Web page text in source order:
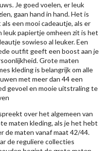
Je goed voelen, er leuk
gaan hand in hand. Het is
als een mooi cadeautje, als er
leuk papiertje omheen zit is het
sowieso al leuker. Een
outfit geeft een boost aan je
Grote maten
kleding is belangrijk om alle
met meer dan 44 een
gevoel en mooie uitstraling te
over het algemeen van
maten kleding, als je het hebt
de maten vanaf maat 42/44.
de reguliere collecties